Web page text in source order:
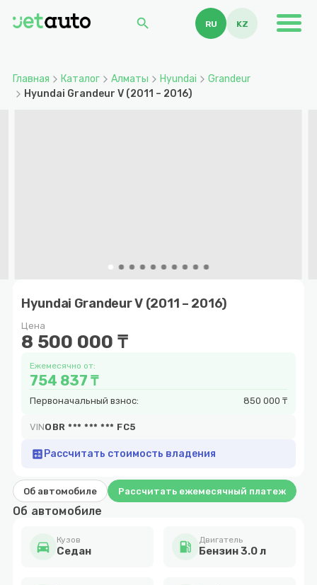
search RU KZ
Главная Каталог Алматы Hyundai
Grandeur
Hyundai Grandeur V (2011 – 2016)
Hyundai Grandeur V (2011 – 2016)
Цена
8 500 000 ₸
Ежемесячно от:
754 837 ₸
Первоначальный взнос: 850 000 ₸
VINOBR *** *** *** FC5
calculate Рассчитать стоимость владения
Об автомобиле Рассчитать ежемесячный платеж
Об автомобиле
directions_car Кузов
Cедан local_gas_station Двигатель
Бензин 3.0 л